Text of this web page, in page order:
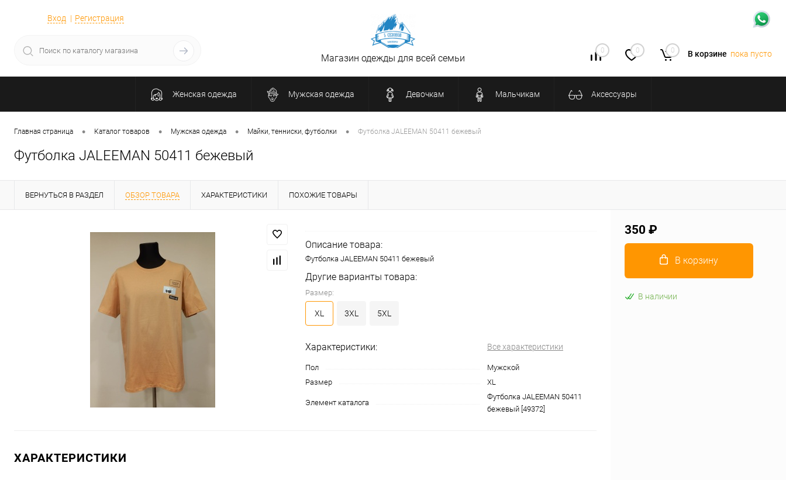
Вход Регистрация
0 0 0 В корзине пока пусто
Магазин одежды для всей семьи
Женская одежда Мужская одежда Девочкам Мальчикам Аксессуары
Главная страница • Каталог товаров • Мужская одежда • Майки, тенниски, футболки • Футболка JALEEMAN 50411 бежевый
Футболка JALEEMAN 50411 бежевый
ВЕРНУТЬСЯ В РАЗДЕЛ ОБЗОР ТОВАРА ХАРАКТЕРИСТИКИ ПОХОЖИЕ ТОВАРЫ
Описание товара:
Футболка JALEEMAN 50411 бежевый
Другие варианты товара:
Размер:
XL 3XL 5XL
Характеристики: Все характеристики
Пол
Мужской
Размер
XL
Элемент каталога
Футболка JALEEMAN 50411
бежевый [49372]
ХАРАКТЕРИСТИКИ
350 ₽
В корзину
В наличии